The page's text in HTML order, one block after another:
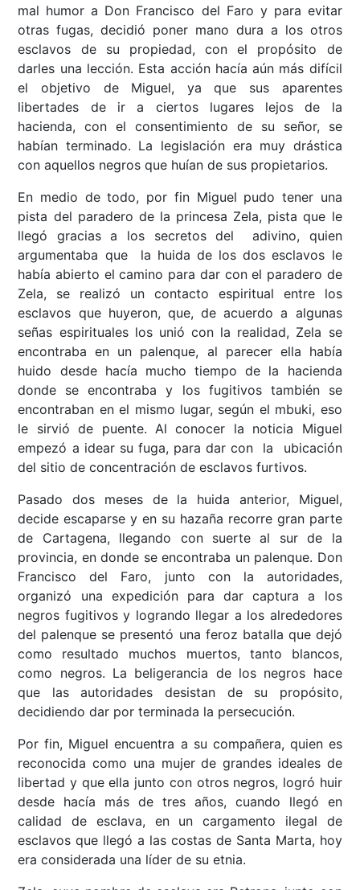
mal humor a Don Francisco del Faro y para evitar
otras fugas, decidió poner mano dura a los otros
esclavos de su propiedad, con el propósito de
darles una lección. Esta acción hacía aún más difícil
el objetivo de Miguel, ya que sus aparentes
libertades de ir a ciertos lugares lejos de la
hacienda, con el consentimiento de su señor, se
habían terminado. La legislación era muy drástica
con aquellos negros que huían de sus propietarios.
En medio de todo, por fin Miguel pudo tener una
pista del paradero de la princesa Zela, pista que le
llegó gracias a los secretos del adivino, quien
argumentaba que la huida de los dos esclavos le
había abierto el camino para dar con el paradero de
Zela, se realizó un contacto espiritual entre los
esclavos que huyeron, que, de acuerdo a algunas
señas espirituales los unió con la realidad, Zela se
encontraba en un palenque, al parecer ella había
huido desde hacía mucho tiempo de la hacienda
donde se encontraba y los fugitivos también se
encontraban en el mismo lugar, según el mbuki, eso
le sirvió de puente. Al conocer la noticia Miguel
empezó a idear su fuga, para dar con la ubicación
del sitio de concentración de esclavos furtivos.
Pasado dos meses de la huida anterior, Miguel,
decide escaparse y en su hazaña recorre gran parte
de Cartagena, llegando con suerte al sur de la
provincia, en donde se encontraba un palenque. Don
Francisco del Faro, junto con la autoridades,
organizó una expedición para dar captura a los
negros fugitivos y logrando llegar a los alrededores
del palenque se presentó una feroz batalla que dejó
como resultado muchos muertos, tanto blancos,
como negros. La beligerancia de los negros hace
que las autoridades desistan de su propósito,
decidiendo dar por terminada la persecución.
Por fin, Miguel encuentra a su compañera, quien es
reconocida como una mujer de grandes ideales de
libertad y que ella junto con otros negros, logró huir
desde hacía más de tres años, cuando llegó en
calidad de esclava, en un cargamento ilegal de
esclavos que llegó a las costas de Santa Marta, hoy
era considerada una líder de su etnia.